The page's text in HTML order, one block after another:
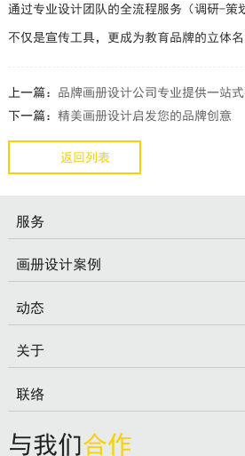
通过专业设计团队的全流程服务（调研-策
不仅是宣传工具，更成为教育品牌的立体名
上一篇： 品牌画册设计公司专业提供一站
下一篇： 精美画册设计启发您的品牌创意
返回列表
服务
画册设计案例
动态
关于
联络
与我们合作